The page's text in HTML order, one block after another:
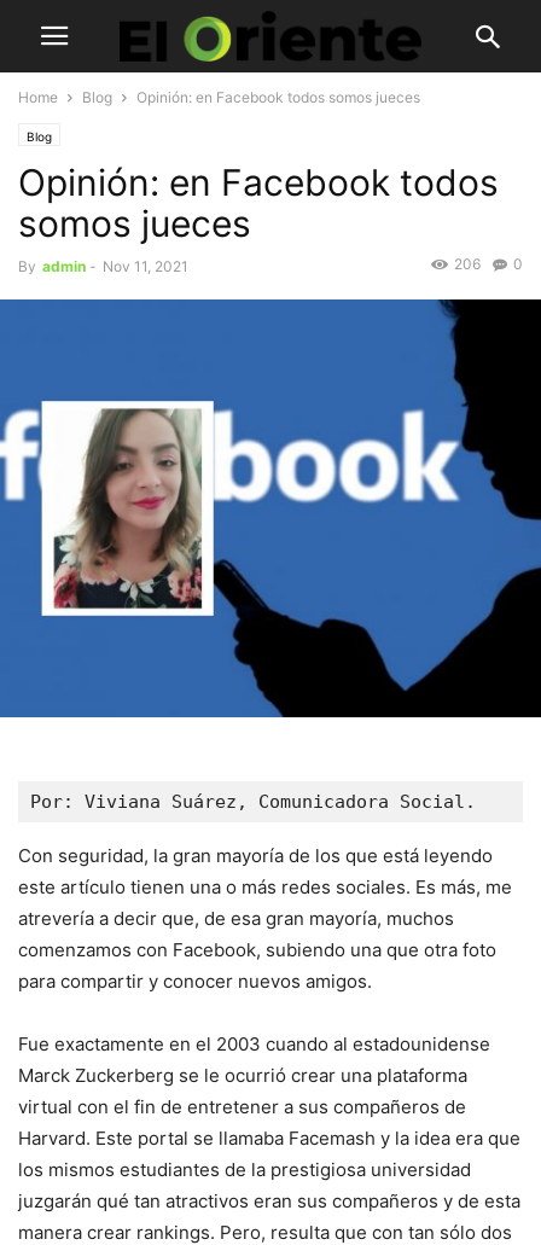
Home Blog Opinión: en Facebook todos somos jueces
Blog
Opinión: en Facebook todos
somos jueces
By admin - Nov 11, 2021 0
206
Por: Viviana Suárez, Comunicadora Social.
Con seguridad, la gran mayoría de los que está leyendo
este artículo tienen una o más redes sociales. Es más, me
atrevería a decir que, de esa gran mayoría, muchos
comenzamos con Facebook, subiendo una que otra foto
para compartir y conocer nuevos amigos.
Fue exactamente en el 2003 cuando al estadounidense
Marck Zuckerberg se le ocurrió crear una plataforma
virtual con el fin de entretener a sus compañeros de
Harvard. Este portal se llamaba Facemash y la idea era que
los mismos estudiantes de la prestigiosa universidad
juzgarán qué tan atractivos eran sus compañeros y de esta
manera crear rankings. Pero, resulta que con tan sólo dos